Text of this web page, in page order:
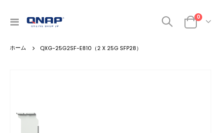
ナ
呼
カート
0商品
QXG-25G2SF-E810（2 X 25G SFP28）